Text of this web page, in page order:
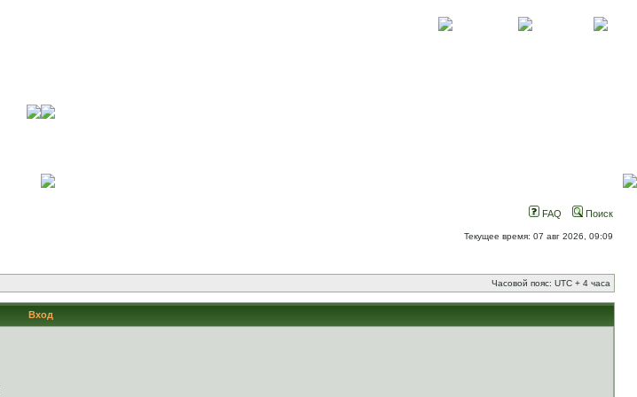
FAQ Поиск
Текущее время: 07 авг 2026, 09:09
Часовой пояс: UTC + 4 часа
Вход